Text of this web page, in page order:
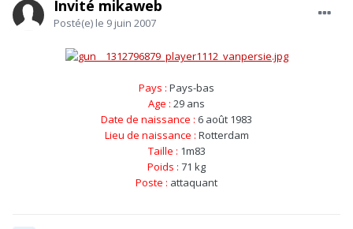
Invité mikaweb
Posté(e) le 9 juin 2007
Pays : Pays-bas
Age : 29 ans
Date de naissance : 6 août 1983
Lieu de naissance : Rotterdam
Taille : 1m83
Poids : 71 kg
Poste : attaquant